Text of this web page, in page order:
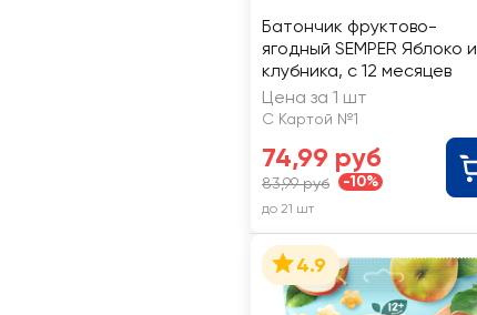
Батончик фруктово-
ягодный SEMPER Яблоко и
клубника, с 12 месяцев
Цена за 1 шт
С Картой №1
74,99 руб
83,99 руб -10%
до 21 шт
4.9